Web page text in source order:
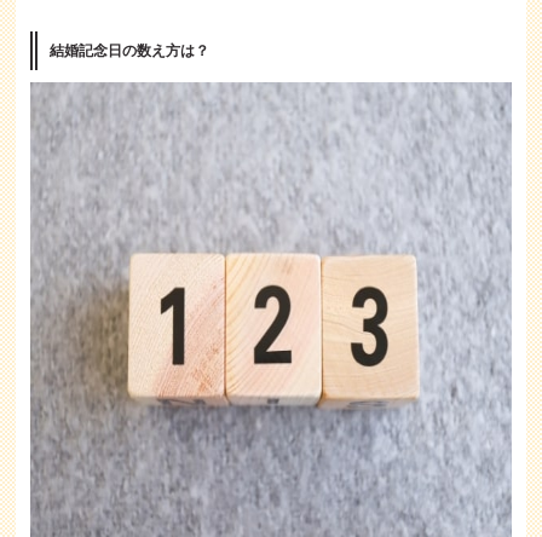
結婚記念日の数え方は？